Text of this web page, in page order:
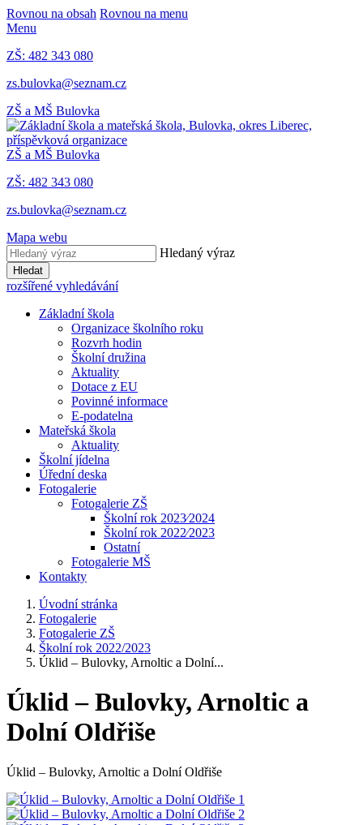
Rovnou na obsah Rovnou na menu
Menu
ZŠ: 482 343 080
zs.bulovka@seznam.cz
ZŠ a MŠ Bulovka
ZŠ a MŠ Bulovka
ZŠ: 482 343 080
zs.bulovka@seznam.cz
Mapa webu
Hledaný výraz
Hledat
rozšířené vyhledávání
Základní škola
Organizace školního roku
Rozvrh hodin
Školní družina
Aktuality
Dotace z EU
Povinné informace
E-podatelna
Mateřská škola
Aktuality
Školní jídelna
Úřední deska
Fotogalerie
Fotogalerie ZŠ
Školní rok 2023⁄2024
Školní rok 2022⁄2023
Ostatní
Fotogalerie MŠ
Kontakty
Úvodní stránka
Fotogalerie
Fotogalerie ZŠ
Školní rok 2022/2023
Úklid – Bulovky, Arnoltic a Dolní...
Úklid – Bulovky, Arnoltic a
Dolní Oldřiše
Úklid – Bulovky, Arnoltic a Dolní Oldřiše